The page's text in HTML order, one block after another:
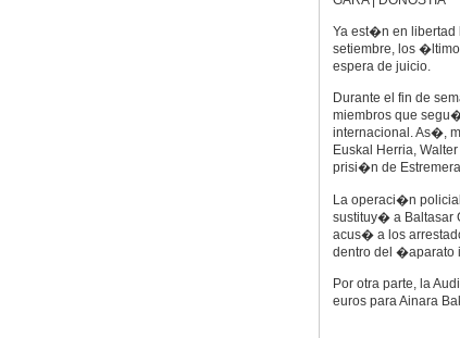
Ya est�n en libertad
setiembre, los
espera de juicio.
Durante el fin de
miembros que
internacional. As�,
Euskal Herria,
prisi�n de
La operaci�n
sustituy� a Baltasar
acus� a los
dentro del �aparato
Por otra parte, la
euros para Ainara